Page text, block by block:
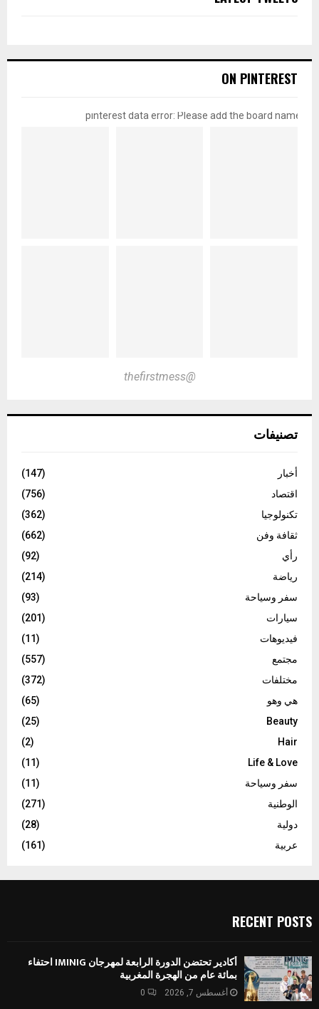
ON PINTEREST
pinterest data error: Please add the board name
@thefirstmess
تصنيفات
أخبار
(147)
اقتصاد
(756)
تكنولوجيا
(362)
ثقافة وفن
(662)
رأي
(92)
رياضة
(214)
سفر وسياحة
(93)
سيارات
(201)
فيديوهات
(11)
مجتمع
(557)
مختلفات
(372)
هي وهو
(65)
Beauty
(25)
Hair
(2)
Life & Love
(11)
سفر وسياحة
(11)
الوطنية
(271)
دولية
(28)
عربية
(161)
RECENT POSTS
أكادير تحتضن الدورة الرابعة لمهرجان IMINIG احتفاء
بمائة عام من الهجرة المغربية
أغسطس 7, 2026 0